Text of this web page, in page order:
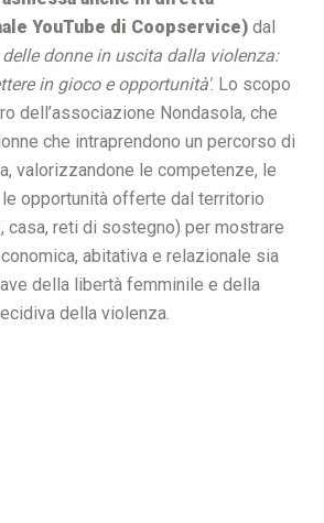
YouTube di Coopservice) dal
donne in uscita dalla violenza:
in gioco e opportunità'. Lo scopo
dell’associazione Nondasola, che
che intraprendono un percorso di
valorizzandone le competenze, le
opportunità offerte dal territorio
casa, reti di sostegno) per mostrare
abitativa e relazionale sia
della libertà femminile e della
della violenza.